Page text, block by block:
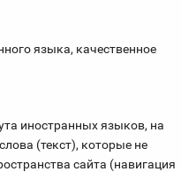
языка, качественное
иностранных языков, на
(текст), которые не
сайта (навигация